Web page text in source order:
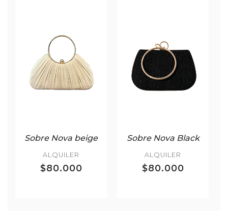
Sobre Nova beige
ALQUILER
$80.000
Sobre Nova Black
ALQUILER
$80.000